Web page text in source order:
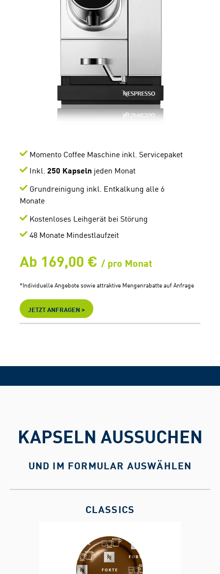
Momento Coffee Maschine inkl. Servicepaket
Inkl. 250 Kapseln jeden Monat
Grundreinigung inkl. Entkalkung alle 6
Monate
Kostenloses Leihgerät bei Störung
48 Monate Mindestlaufzeit
Ab 169,00 € / pro Monat
*Individuelle Angebote sowie attraktive Mengenrabatte auf Anfrage
JETZT ANFRAGEN >
KAPSELN AUSSUCHEN
UND IM FORMULAR AUSWÄHLEN
CLASSICS